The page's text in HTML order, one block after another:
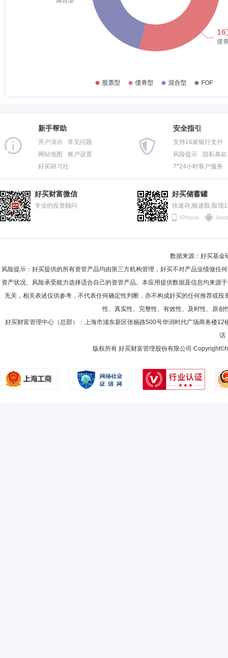
新手帮助
开户演示
常见问题
网站地图
账户设置
好买研习社
安全指引
支持16家银行支付
风险提示
隐私条款
7*24小时客户服务
好买财富微信
专业的投资顾问
好买储蓄罐
快速存;极速取;取现
iPhone
数据来源：好买基金
风险提示：好买提供的所有资管产品均由第三方机构管理，好买不对产品业绩做
资产状况、风险承受能力选择适合自己的资管产品。本应用提供数据及信息均来
无关，相关表述仅供参考，不代表任何确定性判断，亦不构成好买的任何推荐或
性、真实性、完整性、有效性、及时性、原
好买财富管理中心（总部）：上海市浦东新区张杨路500号华润时代广场商务楼12
话
版权所有 好买财富管理股份有限公司